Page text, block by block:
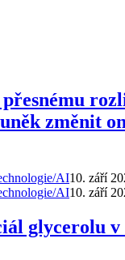
změnit
AI10. září
AI10. září
glycerolu